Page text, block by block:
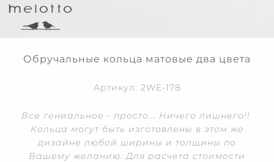
Обручальные кольца матовые два цвета
Артикул: 2WE-178
Все гениальное - просто... Ничего лишнего!!
Кольца могут быть изготовлены в этом же
дизайне любой ширины и толщины по
Вашему желанию. Для расчета стоимости